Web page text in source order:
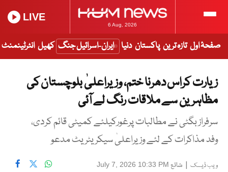
6 Aug, 2026
LIVE
صفحۂ اول تازہ ترین پاکستان دنیا ایران-اسرائیل جنگ کھیل انٹرٹینمنٹ
زیارت کراس دھرنا ختم، وزیراعلیٰ بلوچستان کی
مظاہرین سے ملاقات رنگ لے آئی
سرفراز بگٹی نے مطالبات پرغورکیلئے کمیٹی قائم کردی،
وفد مذاکرات کے لئے وزیراعلیٰ سیکریٹریٹ مدعو
ویب ڈیسک | شائع July 7, 2026 10:33 PM